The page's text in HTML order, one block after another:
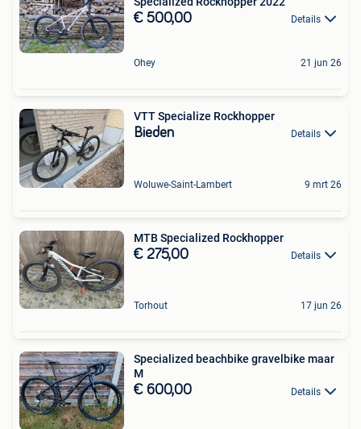
€ 500,00 Details
Ohey 21 jun 26
VTT Specialize Rockhopper
Bieden Details
Woluwe-Saint-Lambert 9 mrt 26
MTB Specialized Rockhopper
€ 275,00 Details
Torhout 17 jun 26
Specialized beachbike gravelbike maar
M
€ 600,00 Details